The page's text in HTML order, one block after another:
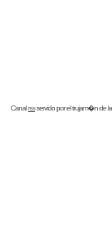
Canalrssservido por eltrujam�nde